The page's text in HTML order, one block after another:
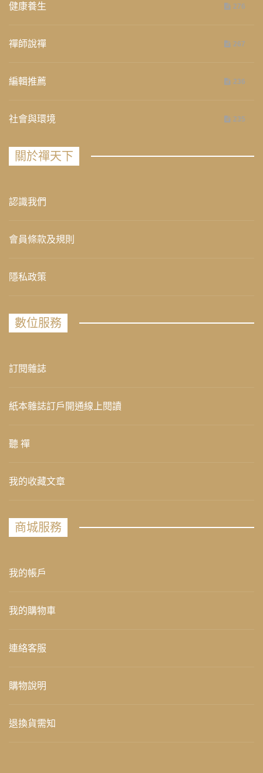
健康養生 276
禪師說禪 267
編輯推薦 236
社會與環境 235
關於禪天下
認識我們
會員條款及規則
隱私政策
數位服務
訂閱雜誌
紙本雜誌訂戶開通線上閱讀
聽 禪
我的收藏文章
商城服務
我的帳戶
我的購物車
連絡客服
購物說明
退換貨需知